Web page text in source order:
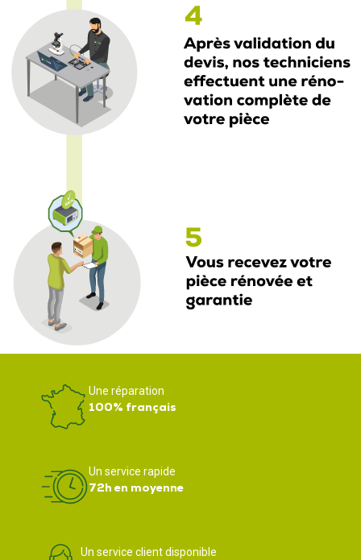
Une réparation
100% français
Un service rapide
72h en moyenne
Un service client disponible